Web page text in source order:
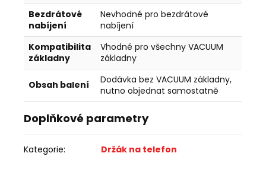
Bezdrátové
nabíjení
Nevhodné pro bezdrátové
nabíjení
Kompatibilita
základny
Vhodné pro všechny VACUUM
základny
Obsah balení
Dodávka bez VACUUM základny,
nutno objednat samostatně
Doplňkové parametry
Kategorie: Držák na telefon